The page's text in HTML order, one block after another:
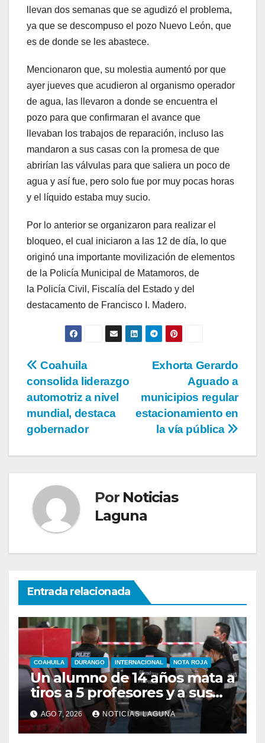
llevan dos semanas que se agudizó el problema,
ya que se descompuso el pozo Nuevo León, que
es de donde se les abastece.
Mencionaron que, su molestia aumentó por que
ayer jueves que acudieron al organismo operador
de agua, las llevaron a donde se encuentra el
pozo para que confirmaran el avance que
llevaban los trabajos de reparación, incluso las
mandaron a sus casas con la promesa de que
abrirían las válvulas para que saliera un poco de
agua y así fue, pero solo fue por muy pocas horas
y el líquido estaba muy sucio.
Por lo anterior se organizaron para realizar el
bloqueo, el cual iniciaron a las 12 de día, lo que
originó una importante movilización de elementos
de la Policía Municipal de Matamoros, de
la Policía Civil, Fiscalía del Estado y del
destacamento de Francisco I. Madero.
Navegación
de
entradas
Exhorta Gerardo
Aguado a
municipios regular
estacionamiento en
la vía pública
Coahuila
consolida liderazgo
automotriz a nivel
mundial, destaca
gobernador
Por Noticias
Laguna
Entrada relacionada
COAHUILA DURANGO INTERNACIONAL NOTA ROJA
Un alumno de 14 años mata a
tiros a 5 profesores y a sus
abuelos en Tailandia
AGO 7, 2026 NOTICIAS LAGUNA